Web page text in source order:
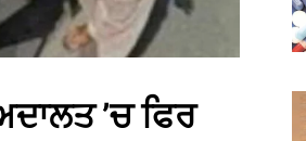
’ਚ ਫਿਰ